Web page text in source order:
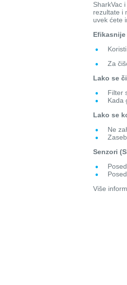
SharkVac
rezultate i
uvek ćete
Za
Lako se
Filter
Kada
Lako se
Ne
Senzori
Više